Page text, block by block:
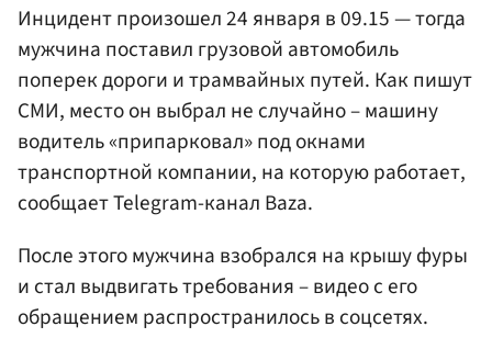
Инцидент произошел 24 января в 09.15 — тогда
мужчина поставил грузовой автомобиль
поперек дороги и трамвайных путей. Как пишут
СМИ, место он выбрал не случайно – машину
водитель «припарковал» под окнами
транспортной компании, на которую работает,
сообщает Telegram-канал Baza.
После этого мужчина взобрался на крышу фуры
и стал выдвигать требования – видео с его
обращением распространилось в соцсетях.